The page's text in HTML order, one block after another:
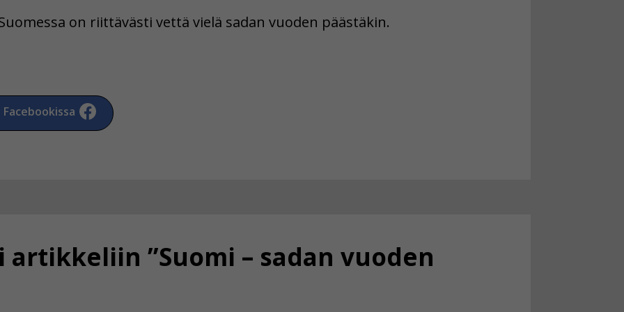
on riittävästi vettä vielä sadan vuoden päästäkin.
Facebookissa
”Suomi – sadan vuoden